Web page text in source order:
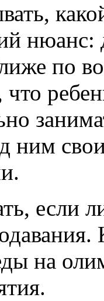
нюанс:
по
ним
если
на